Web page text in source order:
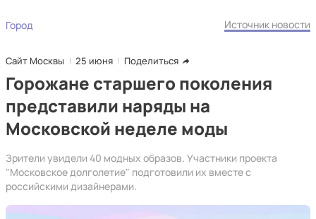
Город Источник новости
Сайт Москвы 25 июня Поделиться
Горожане старшего поколения
представили наряды на
Московской неделе моды
Зрители увидели 40 модных образов. Участники проекта
"Московское долголетие" подготовили их вместе с
российскими дизайнерами.